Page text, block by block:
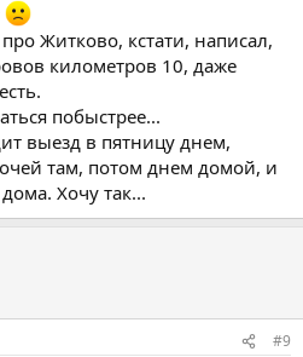
Житково, кстати, написал,
километров 10, даже
побыстрее...
выезд в пятницу днем,
там, потом днем домой, и
Хочу так...
#9